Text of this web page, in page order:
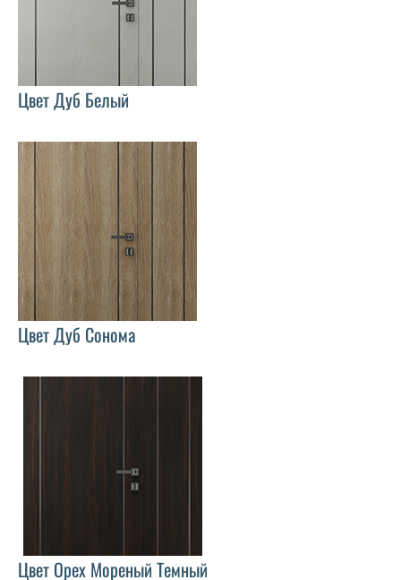
Цвет Дуб Белый
Цвет Дуб Сонома
Цвет Орех Мореный Темный